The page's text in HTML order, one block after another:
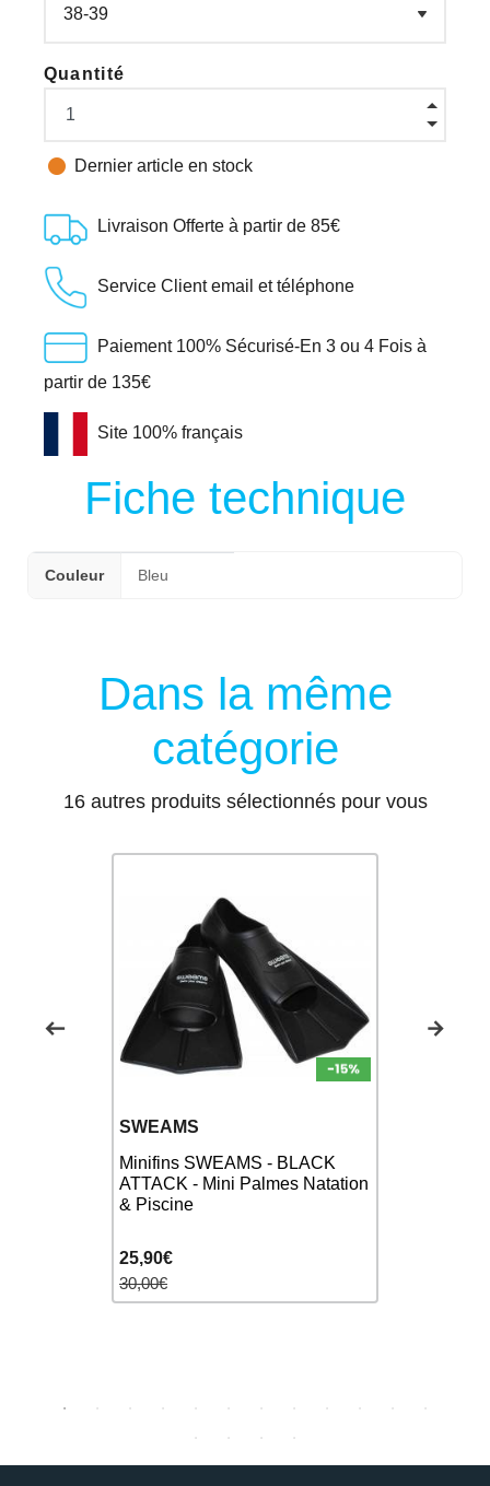
Quantité
 Dernier article en stock
Livraison Offerte à partir de 85€
Service Client email et téléphone
Paiement 100% Sécurisé-En 3 ou 4 Fois à
partir de 135€
Site 100% français
Fiche technique
Couleur Bleu
Dans la même
catégorie
16 autres produits sélectionnés pour vous
SWEAMS
Minifins SWEAMS - BLACK
ATTACK - Mini Palmes Natation
& Piscine
25,90€
30,00€